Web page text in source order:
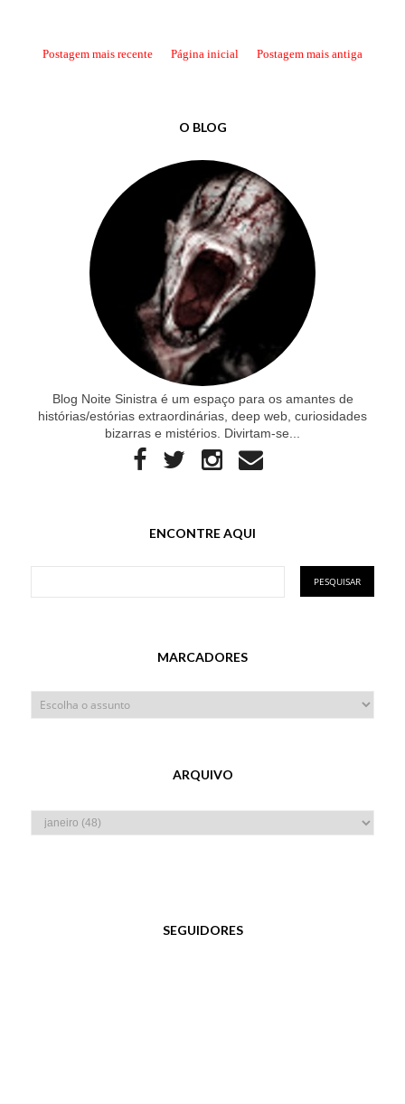
Postagem mais recente Postagem mais antiga
Página inicial
O BLOG
Blog Noite Sinistra é um espaço para os amantes de
histórias/estórias extraordinárias, deep web, curiosidades
bizarras e mistérios. Divirtam-se...
ENCONTRE AQUI
MARCADORES
ARQUIVO
SEGUIDORES